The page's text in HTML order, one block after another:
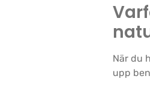
När du
upp